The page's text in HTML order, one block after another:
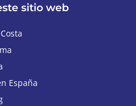
sitio web
España